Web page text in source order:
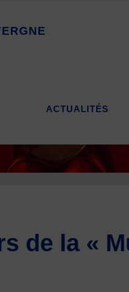
ERGNE
ACTUALITÉS
de la «